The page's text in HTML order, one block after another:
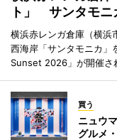
ト」 サンタモ
横浜赤レンガ倉庫（横浜
西海岸「サンタモニカ」
Sunset 2026」が開催さ
買う
ニュウ
グルメ